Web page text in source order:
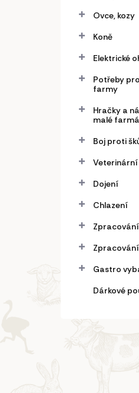
Ovce, kozy
Koně
Elektrické
Potřeby
farmy
Hračky a
malé
Boj proti
Dojení
Chlazení
Gastro
Dárkové